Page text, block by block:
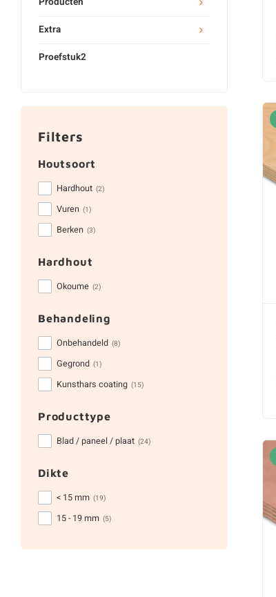
Extra
Proefstuk2
Filters
Houtsoort
Hardhout (2)
Vuren (1)
Berken (3)
Hardhout
Okoume (2)
Behandeling
Onbehandeld (8)
Gegrond (1)
Kunsthars coating (15)
Producttype
Blad / paneel / plaat (24)
Dikte
< 15 mm (19)
15 - 19 mm (5)